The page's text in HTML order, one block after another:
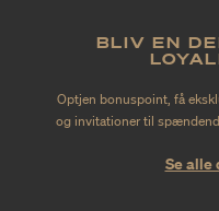
BLIV EN
Optjen bonuspoint, få
og invitationer til
Se alle